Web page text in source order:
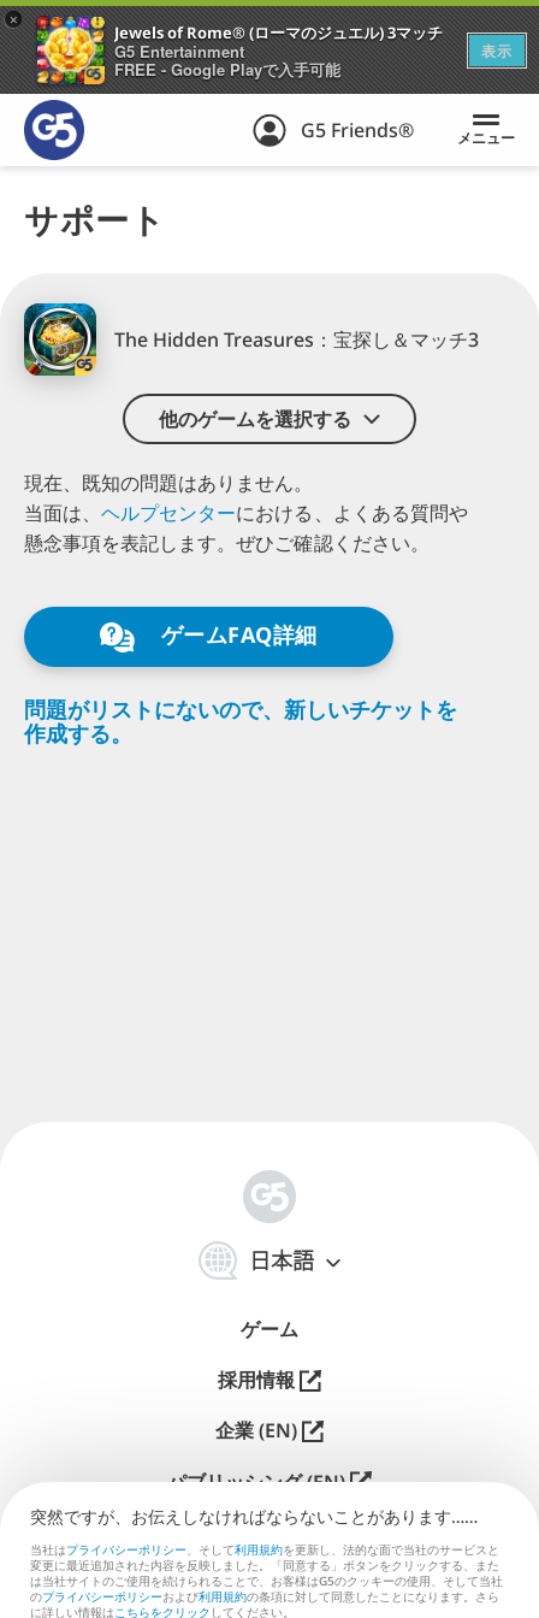
Jewels of Rome® (ローマのジュエル) 3マッチ
G5 Entertainment
FREE - Google Playで入手可能
表示
+
G5 Friends® メニュー
サポート
The Hidden Treasures：宝探し＆マッチ3
他のゲームを選択する
現在、既知の問題はありません。
当面は、ヘルプセンターにおける、 よくある質問や
懸念事項を表記します。ぜひご確認ください。
ゲームFAQ詳細
問題がリストにないので、 新しいチケットを
作成する。
日本語
体
中
ゲーム
採用情報
企業 (EN)
パブリッシング (EN)
サポート
お問い合わせ (EN)
突然ですが、お伝えしなければな⁠ら⁠な⁠い⁠こ⁠と⁠があ⁠り⁠ま⁠す⁠…⁠…
当社はプライバシーポリシー、そして利用規約を更新し、法的な面で当社のサービスと
変更に最近追加された内容を反映しました。「同意する」ボタンをクリックする、また
は当社サイトのご使用を続けられることで、お客様はG5のクッキーの使用、そして当社
のプライバシーポリシーおよび利用規約の条項に対して同意したことになります。さら
に詳しい情報はこちらをクリック してください。